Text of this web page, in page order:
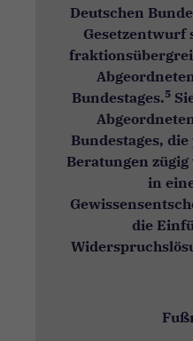
Deutschen
Gesetzentwurf
Bundestages.5
Bundestages,
Beratungen
in
die